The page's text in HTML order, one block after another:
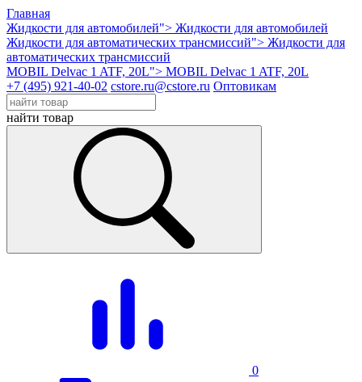
Главная
Жидкости для автомобилей"> Жидкости для автомобилей
Жидкости для автоматических трансмиссий"> Жидкости для
автоматических трансмиссий
MOBIL Delvac 1 ATF, 20L"> MOBIL Delvac 1 ATF, 20L
+7 (495) 921-40-02 cstore.ru@cstore.ru Оптовикам
найти товар
0